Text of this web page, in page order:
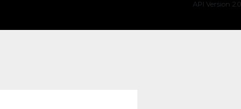
API Version 2.0